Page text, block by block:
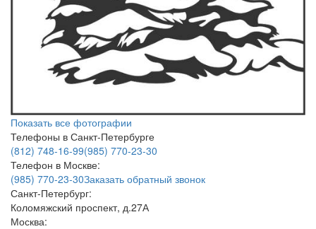
Показать все фотографии
Телефоны в Санкт-Петербурге
(812) 748-16-99(985) 770-23-30
Телефон в Москве:
(985) 770-23-30Заказать обратный звонок
Санкт-Петербург:
Коломяжский проспект, д.27А
Москва: